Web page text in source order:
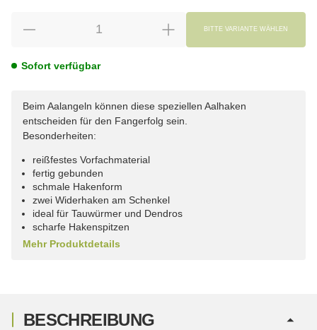
BITTE VARIANTE WÄHLEN
Sofort verfügbar
Beim Aalangeln können diese speziellen Aalhaken
entscheiden für den Fangerfolg sein.
Besonderheiten:
reißfestes Vorfachmaterial
fertig gebunden
schmale Hakenform
zwei Widerhaken am Schenkel
ideal für Tauwürmer und Dendros
scharfe Hakenspitzen
Mehr Produktdetails
BESCHREIBUNG